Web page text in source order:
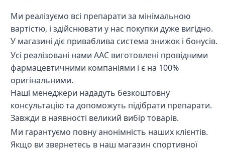
Ми реалізуємо всі препарати за мінімальною
вартістю, і здійснювати у нас покупки дуже вигідно.
У магазині діє приваблива система знижок і бонусів.
Усі реалізовані нами ААС виготовлені провідними
фармацевтичними компаніями і є на 100%
оригінальними.
Наші менеджери нададуть безкоштовну
консультацію та допоможуть підібрати препарати.
Завжди в наявності великий вибір товарів.
Ми гарантуємо повну анонімність наших клієнтів.
Якщо ви звернетесь в наш магазин спортивної